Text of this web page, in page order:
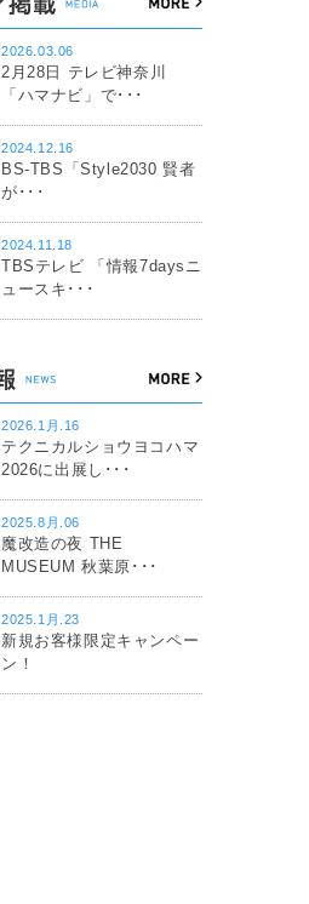
2026.03.06
2月28日 テレビ神奈川
「ハマナビ」で･･･
2024.12.16
BS-TBS「Style2030 賢者
が･･･
2024.11.18
TBSテレビ 「情報7daysニ
ュースキ･･･
2026.1月.16
テクニカルショウヨコハマ
2026に出展し･･･
2025.8月.06
魔改造の夜 THE
MUSEUM 秋葉原･･･
2025.1月.23
新規お客様限定キャンペー
ン！